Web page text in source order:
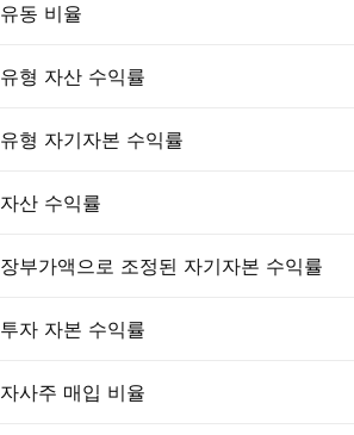
유동 비율
유형 자산 수익률
유형 자기자본 수익률
자산 수익률
장부가액으로 조정된 자기자본 수익률
투자 자본 수익률
자사주 매입 비율